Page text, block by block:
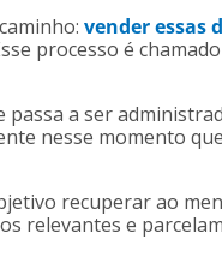
vender essas
processo é
passa a ser
nesse momento
recuperar ao
relevantes e